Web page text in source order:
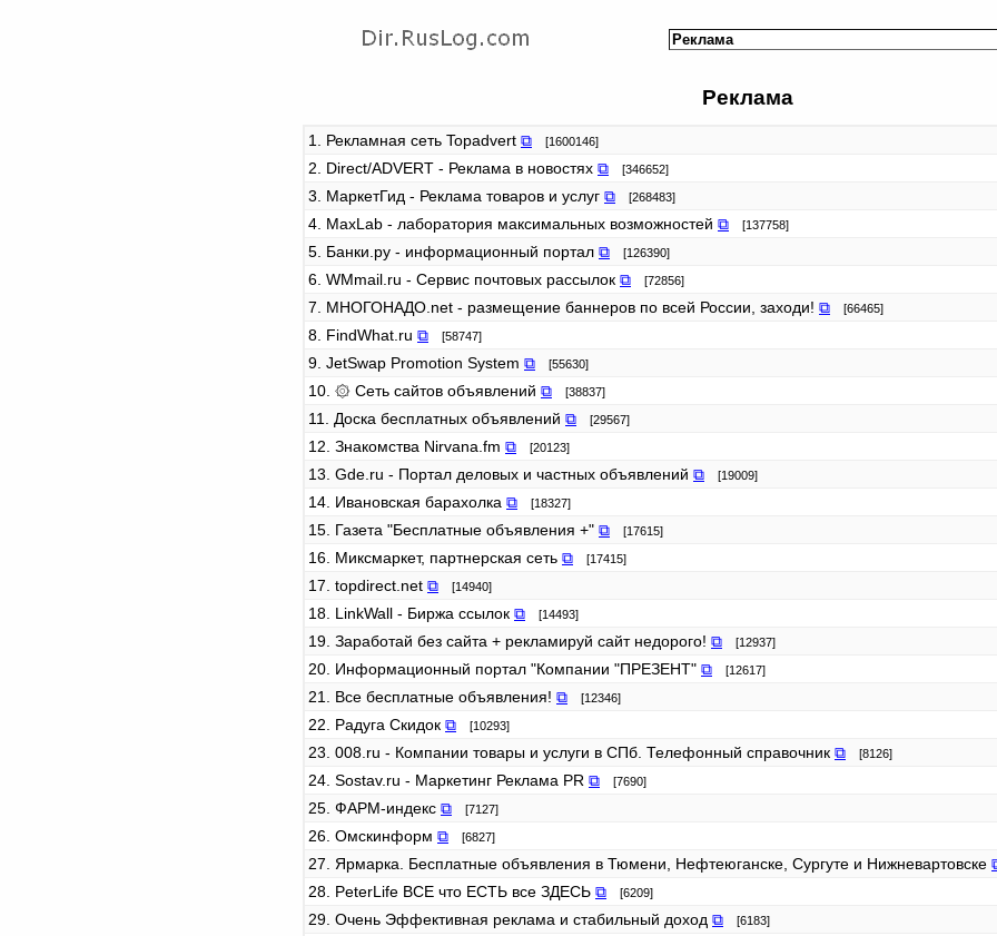
Реклама
1. Рекламная сеть Topadvert ⧉ [1600146]
2. Direct/ADVERT - Реклама в новостях ⧉ [346652]
3. МаркетГид - Реклама товаров и услуг ⧉ [268483]
4. MaxLab - лаборатория максимальных возможностей ⧉ [137758]
5. Банки.ру - информационный портал ⧉ [126390]
6. WMmail.ru - Сервис почтовых рассылок ⧉ [72856]
7. МНОГОНАДO.net - размещение баннеров по всей России, заходи! ⧉ [66465]
8. FindWhat.ru ⧉ [58747]
9. JetSwap Promotion System ⧉ [55630]
10. ۞ Сеть сайтов объявлений ⧉ [38837]
11. Доска бесплатных объявлений ⧉ [29567]
12. Знакомства Nirvana.fm ⧉ [20123]
13. Gde.ru - Портал деловых и частных объявлений ⧉ [19009]
14. Ивановская барахолка ⧉ [18327]
15. Газета "Бесплатные объявления +" ⧉ [17615]
16. Миксмаркет, партнерская сеть ⧉ [17415]
17. topdirect.net ⧉ [14940]
18. LinkWall - Биржа ссылок ⧉ [14493]
19. Заработай без сайта + рекламируй сайт недорого! ⧉ [12937]
20. Информационный портал "Компании "ПРЕЗЕНТ" ⧉ [12617]
21. Все бесплатные объявления! ⧉ [12346]
22. Радуга Скидок ⧉ [10293]
23. 008.ru - Компании товары и услуги в СПб. Телефонный справочник ⧉ [8126]
24. Sostav.ru - Маркетинг Реклама PR ⧉ [7690]
25. ФАРМ-индекс ⧉ [7127]
26. Омскинформ ⧉ [6827]
27. Ярмарка. Бесплатные объявления в Тюмени, Нефтеюганске, Сургуте и Нижневартовске
28. PeterLife ВСЕ что ЕСТЬ все ЗДЕСЬ ⧉ [6209]
29. Очень Эффективная реклама и стабильный доход ⧉ [6183]